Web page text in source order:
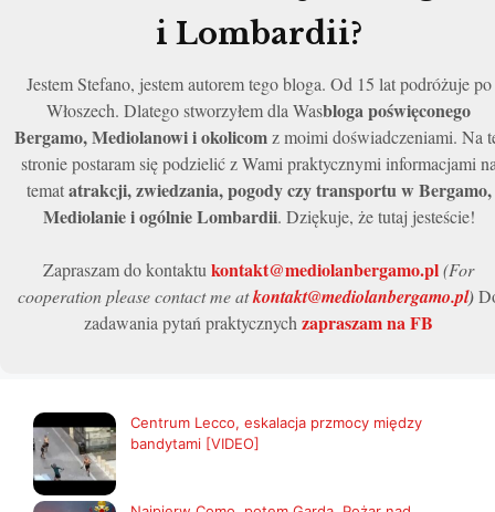
i Lombardii?
Jestem Stefano, jestem autorem tego bloga. Od 15 lat podróżuje po
Włoszech. Dlatego stworzyłem dla Wasbloga poświęconego
Bergamo, Mediolanowi i okolicomz moimi doświadczeniami. Na
stronie postaram się podzielić z Wami praktycznymi informacjami
tematatrakcji, zwiedzania, pogody czy transportu w Bergamo,
Mediolanie i ogólnie Lombardii. Dziękuje, że tutaj jesteście!
Zapraszam do kontaktu kontakt@mediolanbergamo.pl(For
cooperation please contact me atkontakt@mediolanbergamo.pl)
zadawania pytań praktycznych zapraszam na FB
Centrum Lecco, eskalacja przmocy między
bandytami [VIDEO]